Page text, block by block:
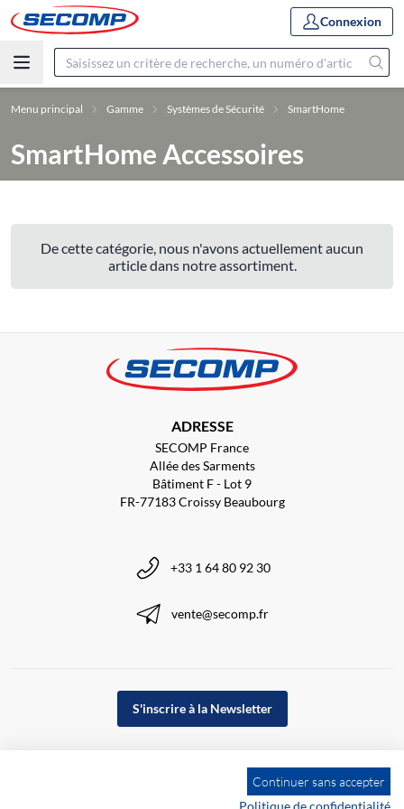
Connexion
Menu principal Gamme Systèmes de Sécurité SmartHome
SmartHome Accessoires
De cette catégorie, nous n'avons actuellement aucun
article dans notre assortiment.
ADRESSE
SECOMP France
Allée des Sarments
Bâtiment F - Lot 9
FR-77183 Croissy Beaubourg
+33 1 64 80 92 30
vente@secomp.fr
S'inscrire à la Newsletter
Continuer sans accepter
Politique de confidentialité